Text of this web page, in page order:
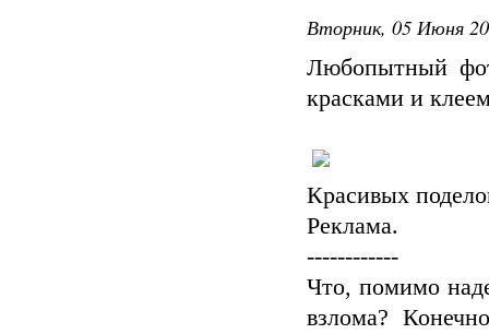
Вторник, 05 Июня
Любопытный
красками и
Красивых
Реклама.
------------
Что, помимо
взлома?